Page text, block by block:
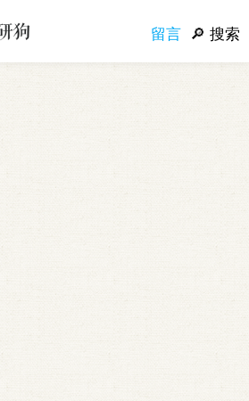
留言 搜索